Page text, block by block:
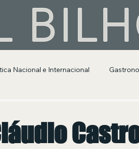
Nacional e Internacional